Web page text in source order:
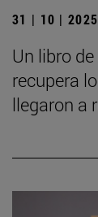
31 | 10 | 2025
Un libro
recupera
llegaron a